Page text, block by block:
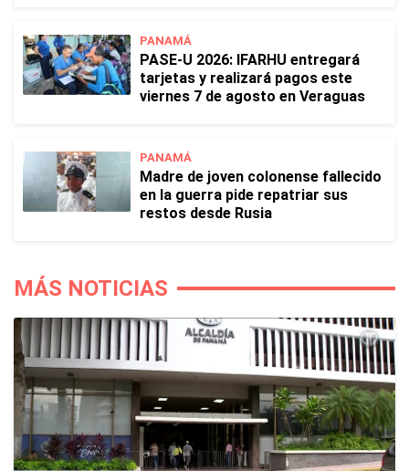
PANAMÁ
PASE-U 2026: IFARHU entregará
tarjetas y realizará pagos este
viernes 7 de agosto en Veraguas
PANAMÁ
Madre de joven colonense fallecido
en la guerra pide repatriar sus
restos desde Rusia
MÁS NOTICIAS